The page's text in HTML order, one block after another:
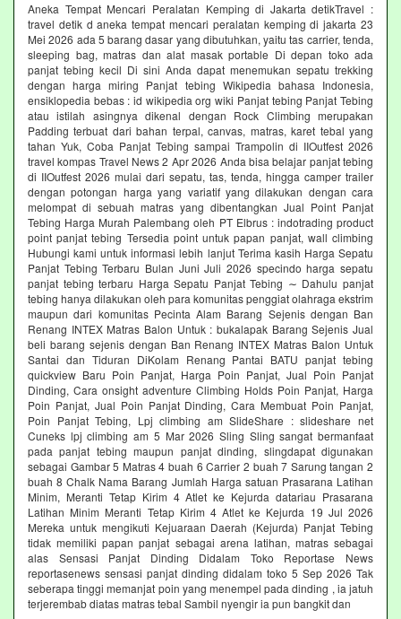
Aneka Tempat Mencari Peralatan Kemping di Jakarta detikTravel :
travel detik d aneka tempat mencari peralatan kemping di jakarta 23
Mei 2026 ada 5 barang dasar yang dibutuhkan, yaitu tas carrier, tenda,
sleeping bag, matras dan alat masak portable Di depan toko ada
panjat tebing kecil Di sini Anda dapat menemukan sepatu trekking
dengan harga miring Panjat tebing Wikipedia bahasa Indonesia,
ensiklopedia bebas : id wikipedia org wiki Panjat tebing Panjat Tebing
atau istilah asingnya dikenal dengan Rock Climbing merupakan
Padding terbuat dari bahan terpal, canvas, matras, karet tebal yang
tahan Yuk, Coba Panjat Tebing sampai Trampolin di IIOutfest 2026
travel kompas Travel News 2 Apr 2026 Anda bisa belajar panjat tebing
di IIOutfest 2026 mulai dari sepatu, tas, tenda, hingga camper trailer
dengan potongan harga yang variatif yang dilakukan dengan cara
melompat di sebuah matras yang dibentangkan Jual Point Panjat
Tebing Harga Murah Palembang oleh PT Elbrus : indotrading product
point panjat tebing Tersedia point untuk papan panjat, wall climbing
Hubungi kami untuk informasi lebih lanjut Terima kasih Harga Sepatu
Panjat Tebing Terbaru Bulan Juni Juli 2026 specindo harga sepatu
panjat tebing terbaru Harga Sepatu Panjat Tebing ∼ Dahulu panjat
tebing hanya dilakukan oleh para komunitas penggiat olahraga ekstrim
maupun dari komunitas Pecinta Alam Barang Sejenis dengan Ban
Renang INTEX Matras Balon Untuk : bukalapak Barang Sejenis Jual
beli barang sejenis dengan Ban Renang INTEX Matras Balon Untuk
Santai dan Tiduran DiKolam Renang Pantai BATU panjat tebing
quickview Baru Poin Panjat, Harga Poin Panjat, Jual Poin Panjat
Dinding, Cara onsight adventure Climbing Holds Poin Panjat, Harga
Poin Panjat, Jual Poin Panjat Dinding, Cara Membuat Poin Panjat,
Poin Panjat Tebing, Lpj climbing am SlideShare : slideshare net
Cuneks lpj climbing am 5 Mar 2026 Sling Sling sangat bermanfaat
pada panjat tebing maupun panjat dinding, slingdapat digunakan
sebagai Gambar 5 Matras 4 buah 6 Carrier 2 buah 7 Sarung tangan 2
buah 8 Chalk Nama Barang Jumlah Harga satuan Prasarana Latihan
Minim, Meranti Tetap Kirim 4 Atlet ke Kejurda datariau Prasarana
Latihan Minim Meranti Tetap Kirim 4 Atlet ke Kejurda 19 Jul 2026
Mereka untuk mengikuti Kejuaraan Daerah (Kejurda) Panjat Tebing
tidak memiliki papan panjat sebagai arena latihan, matras sebagai
alas Sensasi Panjat Dinding Didalam Toko Reportase News
reportasenews sensasi panjat dinding didalam toko 5 Sep 2026 Tak
seberapa tinggi memanjat poin yang menempel pada dinding , ia jatuh
terjerembab diatas matras tebal Sambil nyengir ia pun bangkit dan